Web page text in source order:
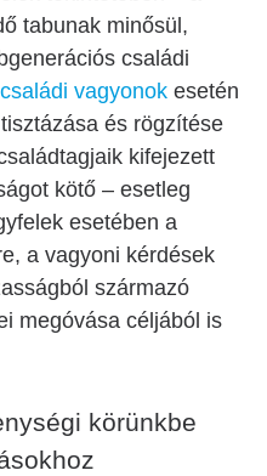
tabunak minősül,
családi
családi vagyonok esetén
és rögzítése
kifejezett
kötő – esetleg
esetében a
a vagyoni kérdések
származó
megóvása céljából is
körünkbe